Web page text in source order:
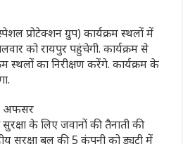
प्रोटेक्शन ग्रुप) कार्यक्रम स्थलों में
को रायपुर पहुंचेगी. कार्यक्रम से
स्थलों का निरीक्षण करेंगे. कार्यक्रम के
अफसर
के लिए जवानों की तैनाती की
सुरक्षा बल की 5 कंपनी को ड्यूटी में